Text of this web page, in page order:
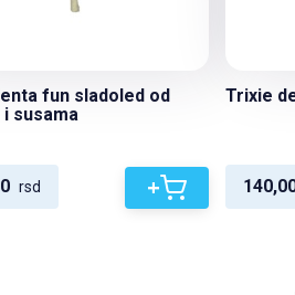
fun sladoled od
susama
rsd +
Trixie